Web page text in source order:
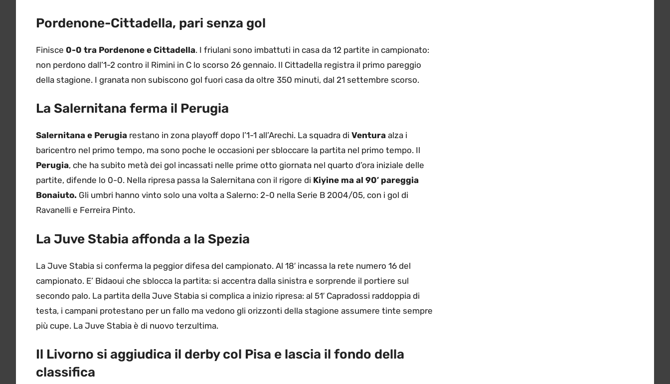
Pordenone-Cittadella, pari senza gol
Finisce 0-0 tra Pordenone e Cittadella. I friulani sono imbattuti in casa da 12 partite in campionato:
non perdono dall’1-2 contro il Rimini in C lo scorso 26 gennaio. Il Cittadella registra il primo pareggio
della stagione. I granata non subiscono gol fuori casa da oltre 350 minuti, dal 21 settembre scorso.
La Salernitana ferma il Perugia
Salernitana e Perugia restano in zona playoff dopo l’1-1 all’Arechi. La squadra di Ventura alza i
baricentro nel primo tempo, ma sono poche le occasioni per sbloccare la partita nel primo tempo. Il
Perugia, che ha subito metà dei gol incassati nelle prime otto giornata nel quarto d’ora iniziale delle
partite, difende lo 0-0. Nella ripresa passa la Salernitana con il rigore di Kiyine ma al 90′ pareggia
Bonaiuto. Gli umbri hanno vinto solo una volta a Salerno: 2-0 nella Serie B 2004/05, con i gol di
Ravanelli e Ferreira Pinto.
La Juve Stabia affonda a la Spezia
La Juve Stabia si conferma la peggior difesa del campionato. Al 18′ incassa la rete numero 16 del
campionato. E’ Bidaoui che sblocca la partita: si accentra dalla sinistra e sorprende il portiere sul
secondo palo. La partita della Juve Stabia si complica a inizio ripresa: al 51′ Capradossi raddoppia di
testa, i campani protestano per un fallo ma vedono gli orizzonti della stagione assumere tinte sempre
più cupe. La Juve Stabia è di nuovo terzultima.
Il Livorno si aggiudica il derby col Pisa e lascia il fondo della
classifica